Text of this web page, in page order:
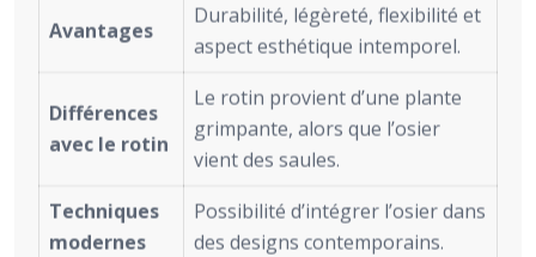
Avantages
Durabilité, légèreté, flexibilité et
aspect esthétique intemporel.
Différences
avec le rotin
Le rotin provient d’une plante
grimpante, alors que l’osier
vient des saules.
Techniques
modernes
Possibilité d’intégrer l’osier dans
des designs contemporains.